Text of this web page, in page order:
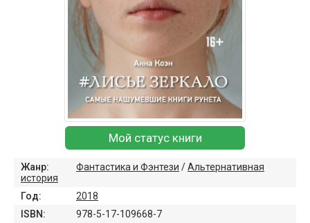
Мой статус книги
Жанр: Фантастика и Фэнтези /Альтернативная
история
Год:
2018
ISBN:
978-5-17-109668-7